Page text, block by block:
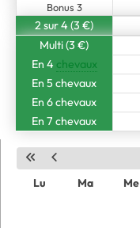
Lu Ma Me
Bonus 3
2 sur 4 (3 €)
Multi (3 €)
En 4 chevaux
En 5 chevaux
En 6 chevaux
En 7 chevaux